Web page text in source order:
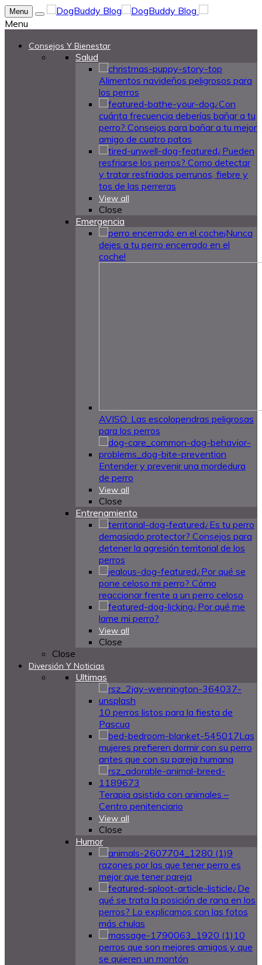
Menu
Menu
Consejos Y Bienestar
Salud
Alimentos navideños peligrosos para
los perros
¿Con
cuánta frecuencia deberías bañar a tu
perro? Consejos para bañar a tu mejor
amigo de cuatro patas
¿Pueden
resfriarse los perros? Como detectar
y tratar resfriados perrunos, fiebre y
tos de las perreras
View all
Close
Emergencia
¡Nunca
dejes a tu perro encerrado en el
coche!
AVISO: Las escolopendras peligrosas
para los perros
Entender y prevenir una mordedura
de perro
View all
Close
Entrenamiento
¿Es tu perro
demasiado protector? Consejos para
detener la agresión territorial de los
perros
¿Por qué se
pone celoso mi perro? Cómo
reaccionar frente a un perro celoso
¿Por qué me
lame mi perro?
View all
Close
Close
Diversión Y Noticias
Ultimas
10 perros listos para la fiesta de
Pascua
Las
mujeres prefieren dormir con su perro
antes que con su pareja humana
Terapia asistida con animales –
Centro penitenciario
View all
Close
Humor
9
razones por las que tener perro es
mejor que tener pareja
¿De
qué se trata la posición de rana en los
perros? Lo explicamos con las fotos
más chulas
10
perros que son mejores amigos y que
se quieren un montón